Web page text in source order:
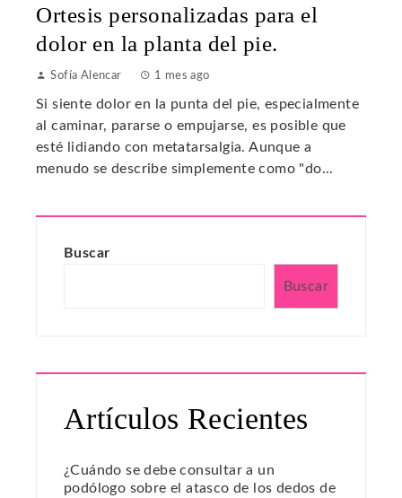
Ortesis personalizadas para el
dolor en la planta del pie.
Sofía Alencar 1 mes ago
Si siente dolor en la punta del pie, especialmente
al caminar, pararse o empujarse, es posible que
esté lidiando con metatarsalgia. Aunque a
menudo se describe simplemente como "do...
Buscar
Buscar
Artículos Recientes
¿Cuándo se debe consultar a un
podólogo sobre el atasco de los dedos de